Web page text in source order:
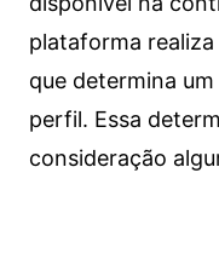
plataforma
que determina
perfil. Essa
consideração